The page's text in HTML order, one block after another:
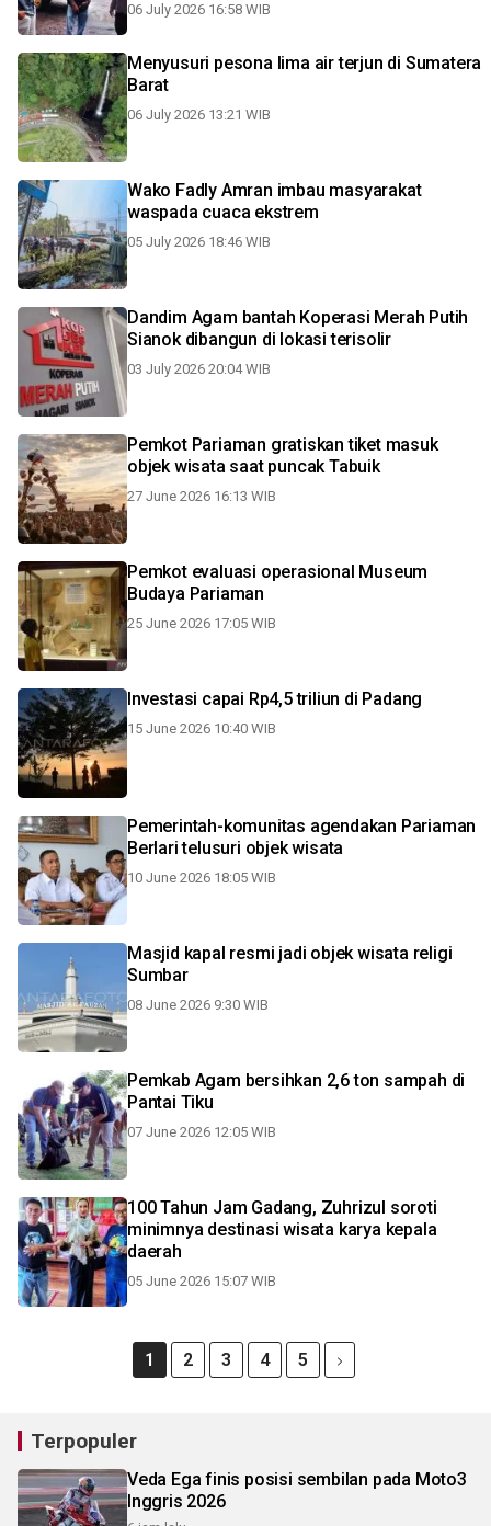
06 July 2026 16:58 WIB
Menyusuri pesona lima air terjun di Sumatera
Barat
06 July 2026 13:21 WIB
Wako Fadly Amran imbau masyarakat
waspada cuaca ekstrem
05 July 2026 18:46 WIB
Dandim Agam bantah Koperasi Merah Putih
Sianok dibangun di lokasi terisolir
03 July 2026 20:04 WIB
Pemkot Pariaman gratiskan tiket masuk
objek wisata saat puncak Tabuik
27 June 2026 16:13 WIB
Pemkot evaluasi operasional Museum
Budaya Pariaman
25 June 2026 17:05 WIB
Investasi capai Rp4,5 triliun di Padang
15 June 2026 10:40 WIB
Pemerintah-komunitas agendakan Pariaman
Berlari telusuri objek wisata
10 June 2026 18:05 WIB
Masjid kapal resmi jadi objek wisata religi
Sumbar
08 June 2026 9:30 WIB
Pemkab Agam bersihkan 2,6 ton sampah di
Pantai Tiku
07 June 2026 12:05 WIB
100 Tahun Jam Gadang, Zuhrizul soroti
minimnya destinasi wisata karya kepala
daerah
05 June 2026 15:07 WIB
1 2 3 4 5
Terpopuler
Veda Ega finis posisi sembilan pada Moto3
Inggris 2026